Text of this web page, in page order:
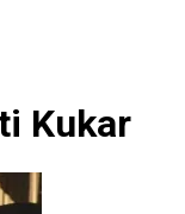
Kukar